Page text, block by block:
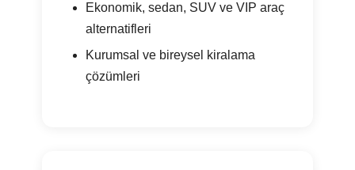
Ekonomik, sedan, SUV ve VIP araç
alternatifleri
Kurumsal ve bireysel kiralama
çözümleri